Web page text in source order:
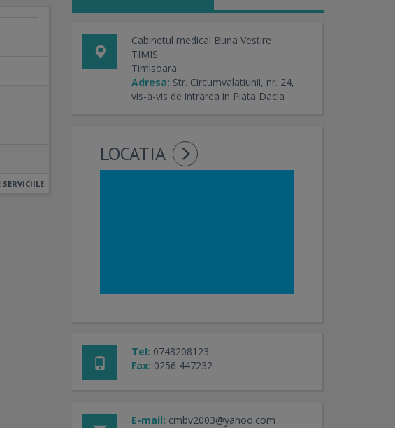
Cabinetul medical Buna Vestire
TIMIS
Timisoara
Adresa: Str. Circumvalatiunii, nr. 24,
vis-a-vis de intrarea in Piata Dacia
LOCATIA
Tel: 0748208123
Fax: 0256 447232
E-mail: cmbv2003@yahoo.com